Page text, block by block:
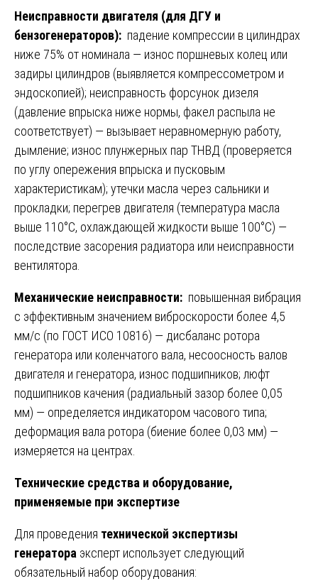
Неисправности двигателя (для ДГУ и
бензогенераторов): падение компрессии в цилиндрах
ниже 75% от номинала — износ поршневых колец или
задиры цилиндров (выявляется компрессометром и
эндоскопией); неисправность форсунок дизеля
(давление впрыска ниже нормы, факел распыла не
соответствует) — вызывает неравномерную работу,
дымление; износ плунжерных пар ТНВД (проверяется
по углу опережения впрыска и пусковым
характеристикам); утечки масла через сальники и
прокладки; перегрев двигателя (температура масла
выше 110°C, охлаждающей жидкости выше 100°C) —
последствие засорения радиатора или неисправности
вентилятора.
Механические неисправности: повышенная вибрация
с эффективным значением виброскорости более 4,5
мм/с (по ГОСТ ИСО 10816) — дисбаланс ротора
генератора или коленчатого вала, несоосность валов
двигателя и генератора, износ подшипников; люфт
подшипников качения (радиальный зазор более 0,05
мм) — определяется индикатором часового типа;
деформация вала ротора (биение более 0,03 мм) —
измеряется на центрах.
Технические средства и оборудование,
применяемые при экспертизе
Для проведения технической экспертизы
генератора эксперт использует следующий
обязательный набор оборудования: